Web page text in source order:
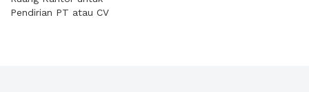
Pendirian PT atau CV